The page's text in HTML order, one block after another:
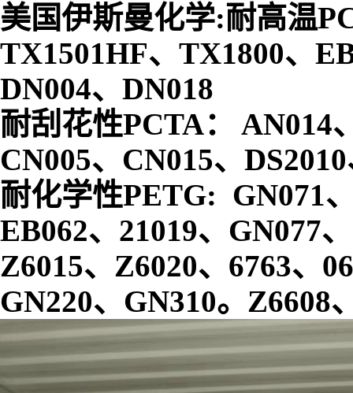
美国伊斯曼化学:耐高温
TX1501HF、TX1800、
DN004、DN018
耐刮花性PCTA： AN014
CN005、CN015、
耐化学性PETG: GN071
EB062、21019、GN077
Z6015、Z6020、6763、
GN220、GN310。Z6608